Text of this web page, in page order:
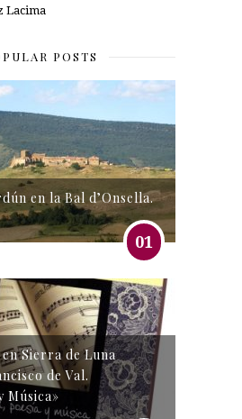
Lacima
POSTS
en la Bal d’Onsella.
01
Sierra de Luna
de Val.
Música»